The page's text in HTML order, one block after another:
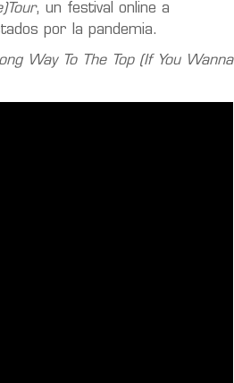
, un festival online a
por la pandemia.
Way To The Top (If You Wanna